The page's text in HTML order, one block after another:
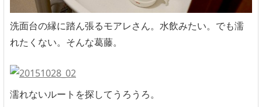
洗面台の縁に踏ん張るモアレさん。水飲みたい。でも濡
れたくない。そんな葛藤。
濡れないルートを探してうろうろ。